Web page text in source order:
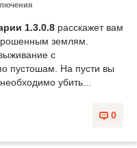
1.3.0.8 расскажет вам
землям.
с
пустошам. На пусти вы
убить...
0